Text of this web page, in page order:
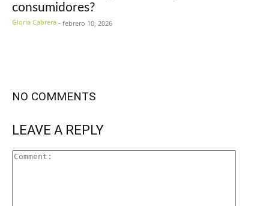
consumidores?
Gloria Cabrera - febrero 10, 2026
NO COMMENTS
LEAVE A REPLY